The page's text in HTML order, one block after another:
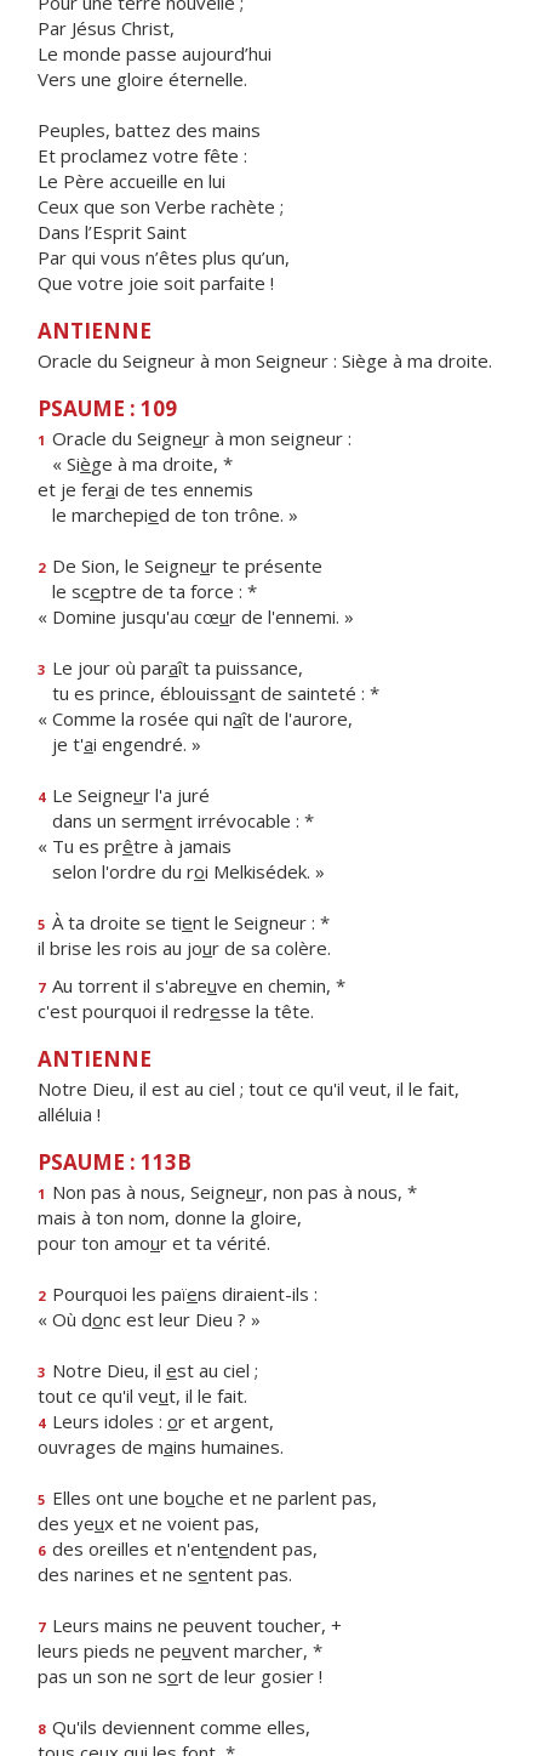
Par Jésus Christ,
Le monde passe aujourd’hui
Vers une gloire éternelle.
Peuples, battez des mains
Et proclamez votre fête :
Le Père accueille en lui
Ceux que son Verbe rachète ;
Dans l’Esprit Saint
Par qui vous n’êtes plus qu’un,
Que votre joie soit parfaite !
ANTIENNE
Oracle du Seigneur à mon Seigneur : Siège à ma droite.
PSAUME : 109
1 Oracle du Seigneur à mon seigneur :
« Siège à ma droite, *
et je ferai de tes ennemis
le marchepied de ton trône. »
2 De Sion, le Seigneur te présente
le sceptre de ta force : *
« Domine jusqu'au cœur de l'ennemi. »
3 Le jour où paraît ta puissance,
tu es prince, éblouissant de sainteté : *
« Comme la rosée qui naît de l'aurore,
je t'ai engendré. »
4 Le Seigneur l'a juré
dans un serment irrévocable : *
« Tu es prêtre à jamais
selon l'ordre du roi Melkisédek. »
5 À ta droite se tient le Seigneur : *
il brise les rois au jour de sa colère.
7 Au torrent il s'abreuve en chemin, *
c'est pourquoi il redresse la tête.
ANTIENNE
Notre Dieu, il est au ciel ; tout ce qu'il veut, il le fait,
alléluia !
PSAUME : 113B
1 Non pas à nous, Seigneur, non pas à nous, *
mais à ton nom, donne la gloire,
pour ton amour et ta vérité.
2 Pourquoi les païens diraient-ils :
« Où donc est leur Dieu ? »
3 Notre Dieu, il est au ciel ;
tout ce qu'il veut, il le fait.
4 Leurs idoles : or et argent,
ouvrages de mains humaines.
5 Elles ont une bouche et ne parlent pas,
des yeux et ne voient pas,
6 des oreilles et n'entendent pas,
des narines et ne sentent pas.
7 Leurs mains ne peuvent toucher, +
leurs pieds ne peuvent marcher, *
pas un son ne sort de leur gosier !
8 Qu'ils deviennent comme elles,